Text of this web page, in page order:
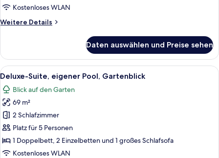
Kostenloses WLAN
Weitere Details
Weitere
Poolblick
Daten auswählen und Preise sehen
Alle
Fotos
für
Deluxe-
Suite,
eigener
Pool,
Gartenblick
Ein Schlafzimmer mit einem Bett,
22
Deluxe-Suite, eigener Pool, Gartenblick
Blick auf den Garten
69 m²
2 Schlafzimmer
Platz für 5 Personen
1 Doppelbett, 2 Einzelbetten und 1 großes Schlafsofa
Kostenloses WLAN